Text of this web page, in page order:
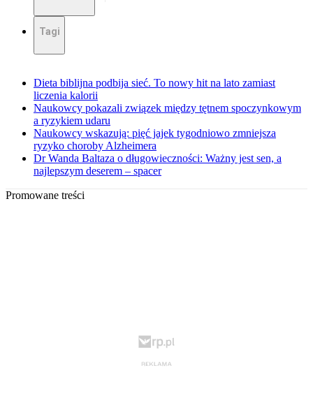
Tagi
Dieta biblijna podbija sieć. To nowy hit na lato zamiast
liczenia kalorii
Naukowcy pokazali związek między tętnem spoczynkowym
a ryzykiem udaru
Naukowcy wskazują: pięć jajek tygodniowo zmniejsza
ryzyko choroby Alzheimera
Dr Wanda Baltaza o długowieczności: Ważny jest sen, a
najlepszym deserem – spacer
Promowane treści